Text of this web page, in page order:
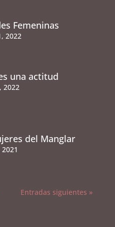
Femeninas
2022
una actitud
2022
del Manglar
Entradas siguientes »